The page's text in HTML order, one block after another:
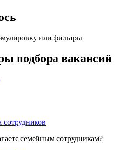
или фильтры
подбора вакансий
сотрудников
семейным сотрудникам?